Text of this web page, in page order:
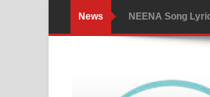
News NEENA Song
Ahimi Wimai
Mathaka